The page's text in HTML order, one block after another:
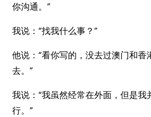
你沟通。”
我说：“找我什么事？”
他说：“看你写的，没去过澳门和香
去。”
我说：“我虽然经常在外面，但是我
行。”